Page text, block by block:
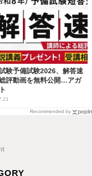
験予備試験2026、解答速
評動画を無料公開…アガ
Recommended by